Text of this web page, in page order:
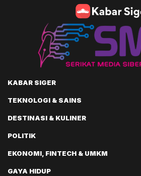
KABAR SIGER
TEKNOLOGI & SAINS
DESTINASI & KULINER
POLITIK
EKONOMI, FINTECH & UMKM
GAYA HIDUP